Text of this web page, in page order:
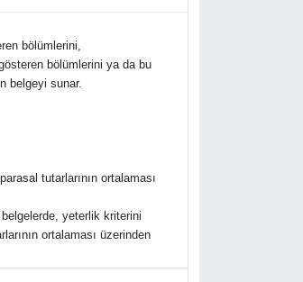
bölümlerini,
bölümlerini ya da bu
belgeyi sunar.
tutarlarının ortalaması
yeterlik kriterini
ortalaması üzerinden